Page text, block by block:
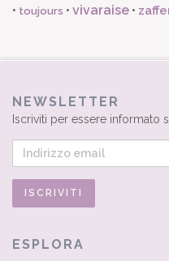
• toujours • vivaraise •
NEWSLETTER
Iscriviti per essere informato
ESPLORA